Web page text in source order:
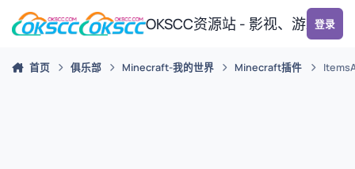
跳转到帖子
OKSCC资源站 - 影视、游戏、
登录
首页 俱乐部 Minecraft-我的世界 Minecraft插件